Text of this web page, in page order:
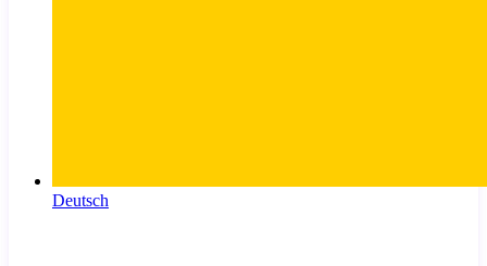
Deutsch